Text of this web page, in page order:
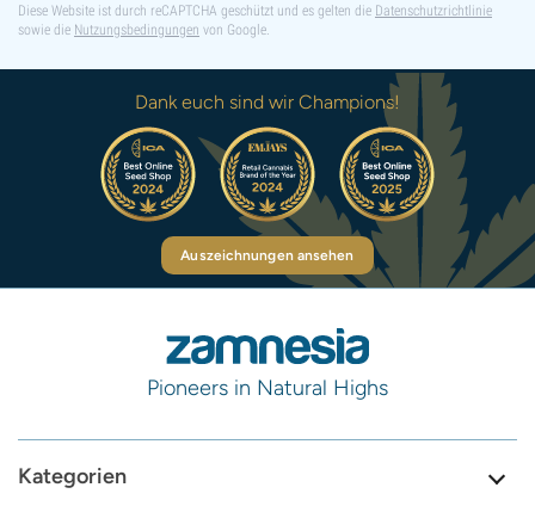
Diese Website ist durch reCAPTCHA geschützt und es gelten die Datenschutzrichtlinie
sowie die Nutzungsbedingungen von Google.
Dank euch sind wir Champions!
Auszeichnungen ansehen
Pioneers in Natural Highs
Kategorien